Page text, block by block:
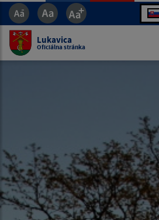
Lukavica
Oficiálna stránka